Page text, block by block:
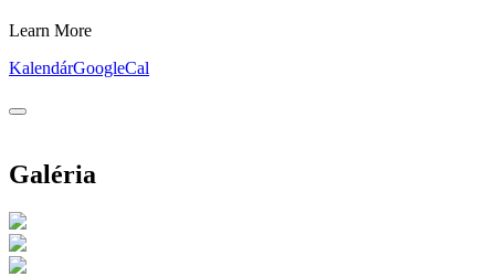
Learn More
KalendárGoogleCal
Galéria